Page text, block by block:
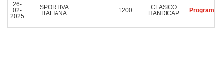
26-
02-
2025
SPORTIVA
ITALIANA
1200
CLASICO
HANDICAP
Program